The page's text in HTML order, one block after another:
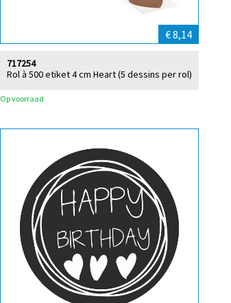
€ 8,14
Rol à 500 etiket 4 cm Heart (5 dessins per rol)
717254
Op voorraad